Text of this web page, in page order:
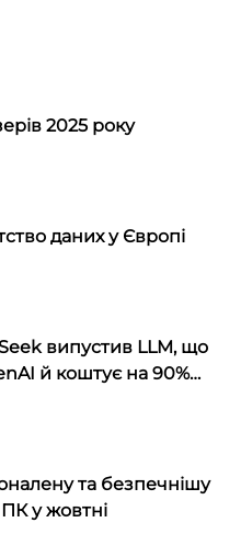
2025 року
даних у Європі
випустив LLM, що
й коштує на 90%
та безпечнішу
у жовтні